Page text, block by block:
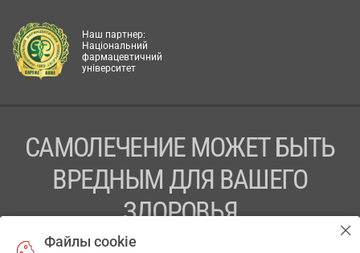
Наш партнер:
Національний
фармацевтичний
університет
САМОЛЕЧЕНИЕ МОЖЕТ БЫТЬ
ВРЕДНЫМ ДЛЯ ВАШЕГО
ЗДОРОВЬЯ
ПЕРЕД ПРИМЕНЕНИЕМ ПРЕПАРАТА
Файлы cookie